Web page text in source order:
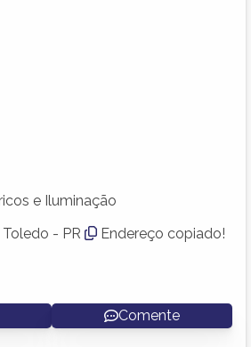
e Iluminação
Toledo - PR
Endereço copiado!
Comente